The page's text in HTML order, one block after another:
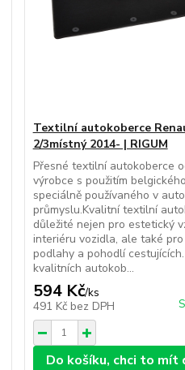
Textilní autokoberce
2/3místný 2014- | RIGUM
Přesné textilní autokoberce
výrobce s použitím
speciálně používaného v
průmyslu.Kvalitní textilní
důležité nejen pro estetický
interiéru vozidla, ale také
podlahy a pohodlí
kvalitních autokob...
594 Kč/ks
491 Kč bez DPH
Do košíku, chci to mít